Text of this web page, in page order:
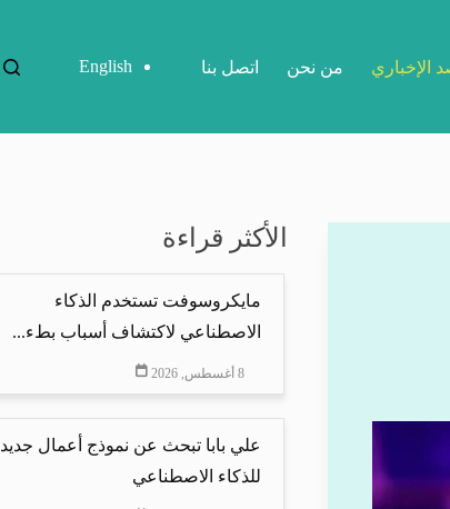
الإخباري من نحن اتصل بنا English
الأكثر قراءة
مايكروسوفت تستخدم الذكاء
الاصطناعي لاكتشاف أسباب بطء...
8 أغسطس, 2026
علي بابا تبحث عن نموذج أعمال جديد
للذكاء الاصطناعي